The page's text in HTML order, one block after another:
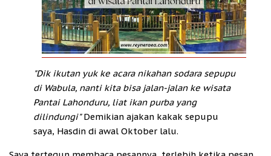
"Dik ikutan yuk ke acara nikahan sodara sepupu
di Wabula, nanti kita bisa jalan-jalan ke wisata
Pantai Lahonduru, liat ikan purba yang
dilindungi"Demikian ajakan kakak sepupu
saya, Hasdin di awal Oktober lalu.